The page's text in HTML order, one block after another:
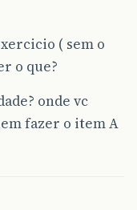
( sem o
o que?
onde vc
fazer o item A